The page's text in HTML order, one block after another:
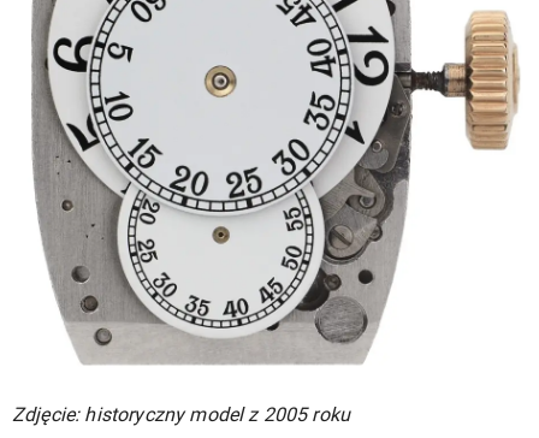
Zdjęcie: historyczny model z 2005 roku